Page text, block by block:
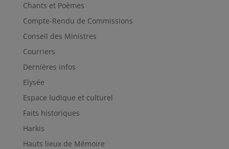
Chants et Poèmes
Compte-Rendu de Commissions
Conseil des Ministres
Courriers
Dernières infos
Elysée
Espace ludique et culturel
Faits historiques
Harkis
Hauts lieux de Mémoire